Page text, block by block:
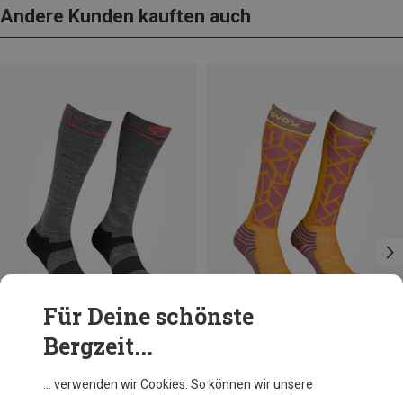
Andere Kunden kauften auch
Du sparst 38%
Ortovox
Für Deine schönste
Bergzeit...
… verwenden wir Cookies. So können wir unsere